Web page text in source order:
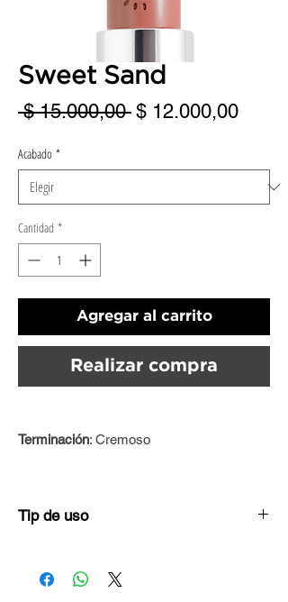
Sweet Sand
$ 15.000,00 Precio
$ 12.000,00Precio
Acabado *
Cantidad *
Agregar al carrito
Realizar compra
Terminación: Cremoso
Tip de uso
siguiendo la línea natural de tu boca. No
hará falta bálsamo labial por su fórmula